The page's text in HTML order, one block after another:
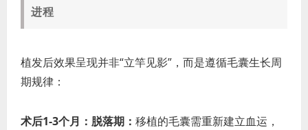
进程
植发后效果呈现并非“立竿见影”，而是遵循毛囊生长周
期规律：
术后1-3个月：脱落期： 移植的毛囊需重新建立血运，